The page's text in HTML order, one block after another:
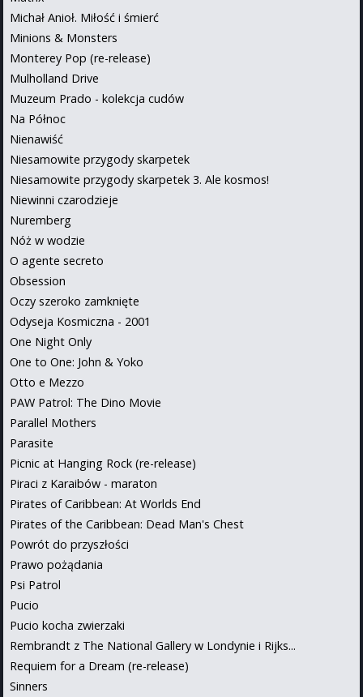
Michał Anioł. Miłość i śmierć
Minions & Monsters
Monterey Pop (re-release)
Mulholland Drive
Muzeum Prado - kolekcja cudów
Na Północ
Nienawiść
Niesamowite przygody skarpetek
Niesamowite przygody skarpetek 3. Ale kosmos!
Niewinni czarodzieje
Nuremberg
Nóż w wodzie
O agente secreto
Obsession
Oczy szeroko zamknięte
Odyseja Kosmiczna - 2001
One Night Only
One to One: John & Yoko
Otto e Mezzo
PAW Patrol: The Dino Movie
Parallel Mothers
Parasite
Picnic at Hanging Rock (re-release)
Piraci z Karaibów - maraton
Pirates of Caribbean: At Worlds End
Pirates of the Caribbean: Dead Man's Chest
Powrót do przyszłości
Prawo pożądania
Psi Patrol
Pucio
Pucio kocha zwierzaki
Rembrandt z The National Gallery w Londynie i Rijks...
Requiem for a Dream (re-release)
Sinners